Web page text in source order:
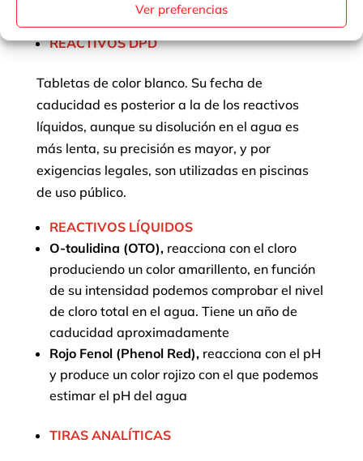
Ver preferencias
REACTIVOS DPD
Tabletas de color blanco. Su fecha de
caducidad es posterior a la de los reactivos
líquidos, aunque su disolución en el agua es
más lenta, su precisión es mayor, y por
exigencias legales, son utilizadas en piscinas
de uso público.
REACTIVOS LÍQUIDOS
O-toulidina (OTO),reacciona con el cloro
produciendo un color amarillento, en función
de su intensidad podemos comprobar el nivel
de cloro total en el agua. Tiene un año de
caducidad aproximadamente
Rojo Fenol (Phenol Red),reacciona con el pH
y produce un color rojizo con el que podemos
estimar el pH del agua
TIRAS ANALÍTICAS